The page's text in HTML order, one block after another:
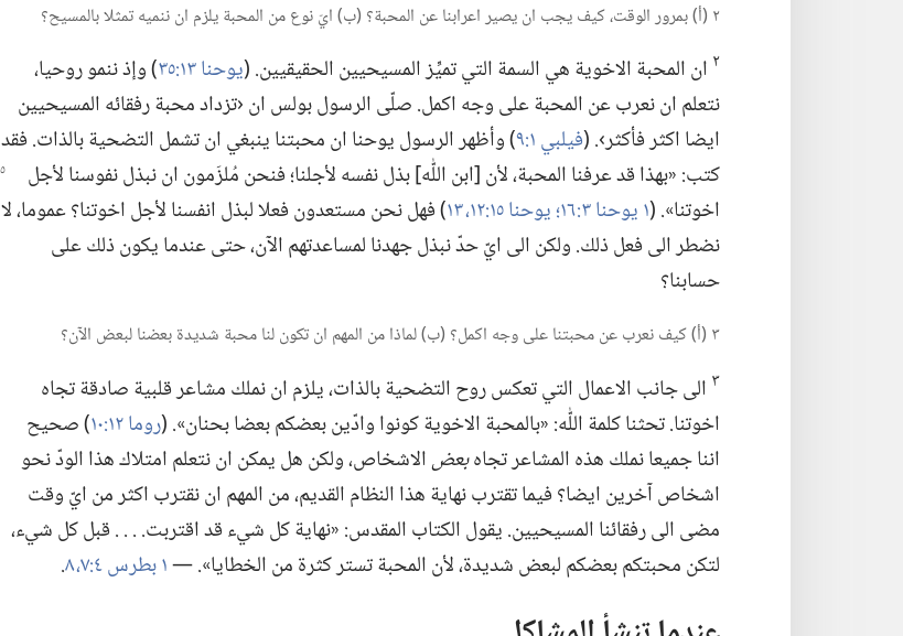
٢ (‏أ)‏ بمرور الوقت،‏ كيف يجب ان يصير اعرابنا عن المحبة؟‏ (‏ب)‏ ايّ نوع من المحبة يلزم ان ننميه تمثلا بالمسيح؟‏
٢ ان المحبة الاخوية هي السمة التي تميِّز المسيحيين الحقيقيين.‏ (‏يوحنا ١٣:‏٣٥
‏)‏ وإذ ننمو روحيا،‏
نتعلم ان نعرب عن المحبة على وجه اكمل.‏ صلّى الرسول بولس ان ‹تزداد محبة رفقائه المسيحيين
ايضا اكثر فأكثر›.‏ (‏فيلبي ١:‏٩
‏)‏ وأظهر الرسول يوحنا ان محبتنا ينبغي ان تشمل التضحية بالذات.‏ فقد
كتب:‏ «بهذا قد عرفنا المحبة،‏ لأن [ابن اللّٰه] بذل نفسه لأجلنا؛‏ فنحنمُلزَمون ان نبذل نفوسنا لأجل
اخوتنا».‏ (‏١ يوحنا ٣:‏١٦؛‏ يوحنا ١٥:‏​١٢،‏ ١٣
‏)‏ فهل نحن مستعدون فعلا لبذل انفسنا لأجل اخوتنا؟‏ عموما،‏ لا
نضطر الى فعل ذلك.‏ ولكن الى ايّ حدّ نبذل جهدنا لمساعدتهم الآن،‏ حتى عندما يكون ذلك على
حسابنا؟‏
٣ (‏أ)‏ كيف نعرب عن محبتنا على وجه اكمل؟‏ (‏ب)‏ لماذا من المهم ان تكون لنا محبة شديدة بعضنا لبعض الآن؟‏
٣ الى جانب الاعمال التي تعكس روح التضحية بالذات،‏ يلزم ان نملك مشاعر قلبية صادقة تجاه
اخوتنا.‏ تحثنا كلمة اللّٰه:‏ «بالمحبة الاخوية كونوا وادّين بعضكم بعضا بحنان».‏ (‏روما ١٢:‏١٠
‏)‏ صحيح
اننا جميعا نملك هذه المشاعر تجاهبعضالاشخاص،‏ ولكن هل يمكن ان نتعلم امتلاك هذا الودّ نحو
اشخاص آخرين ايضا؟‏ فيما تقترب نهاية هذا النظام القديم،‏ من المهم ان نقترب اكثر من ايّ وقت
مضى الى رفقائنا المسيحيين.‏ يقول الكتاب المقدس:‏ «نهاية كل شيء قد اقتربت.‏ .‏ .‏ .‏ قبل كل شيء،‏
لتكن محبتكم بعضكم لبعض شديدة،‏ لأن المحبة تستر كثرة من الخطايا».‏ —‏١ بطرس ٤:‏​٧،‏ ٨ ‏.‏